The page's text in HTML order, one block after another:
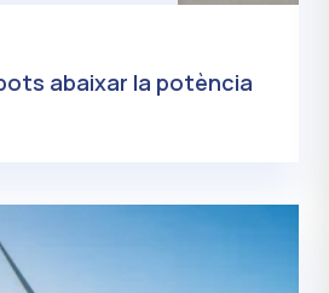
abaixar la potència